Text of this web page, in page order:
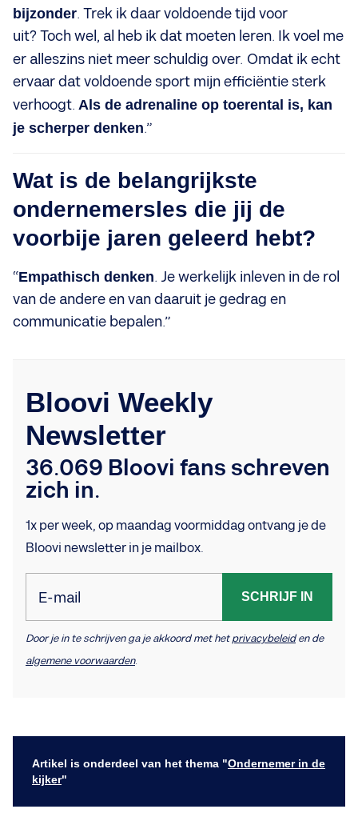
bijzonder. Trek ik daar voldoende tijd voor
uit? Toch wel, al heb ik dat moeten leren. Ik voel me
er alleszins niet meer schuldig over. Omdat ik echt
ervaar dat voldoende sport mijn efficiëntie sterk
verhoogt. Als de adrenaline op toerental is, kan
je scherper denken.”
Wat is de belangrijkste
ondernemersles die jij de
voorbije jaren geleerd hebt?
“Empathisch denken. Je werkelijk inleven in de rol
van de andere en van daaruit je gedrag en
communicatie bepalen.”
Bloovi Weekly
Newsletter
36.069 Bloovi fans schreven
zich in.
1x per week, op maandag voormiddag ontvang je de
Bloovi newsletter in je mailbox.
E-mail SCHRIJF IN
Door je in te schrijven ga je akkoord met hetprivacybeleiden de
algemene voorwaarden.
Artikel is onderdeel van het thema "Ondernemer in de
kijker"